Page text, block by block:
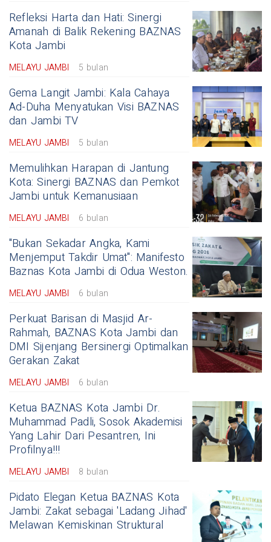
Refleksi Harta dan Hati: Sinergi
Amanah di Balik Rekening BAZNAS
Kota Jambi
MELAYU JAMBI 5 bulan
Gema Langit Jambi: Kala Cahaya
Ad-Duha Menyatukan Visi BAZNAS
dan Jambi TV
MELAYU JAMBI 5 bulan
Memulihkan Harapan di Jantung
Kota: Sinergi BAZNAS dan Pemkot
Jambi untuk Kemanusiaan
MELAYU JAMBI 6 bulan
"Bukan Sekadar Angka, Kami
Menjemput Takdir Umat": Manifesto
Baznas Kota Jambi di Odua Weston.
MELAYU JAMBI 6 bulan
Perkuat Barisan di Masjid Ar-
Rahmah, BAZNAS Kota Jambi dan
DMI Sijenjang Bersinergi Optimalkan
Gerakan Zakat
MELAYU JAMBI 6 bulan
Ketua BAZNAS Kota Jambi Dr.
Muhammad Padli, Sosok Akademisi
Yang Lahir Dari Pesantren, Ini
Profilnya!!!
MELAYU JAMBI 8 bulan
Pidato Elegan Ketua BAZNAS Kota
Jambi: Zakat sebagai 'Ladang Jihad'
Melawan Kemiskinan Struktural